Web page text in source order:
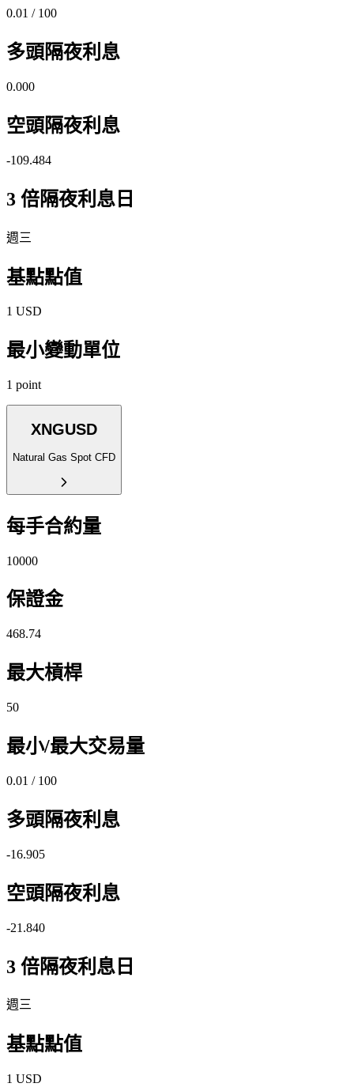
0.01 / 100
多頭隔夜利息
0.000
空頭隔夜利息
-109.484
3 倍隔夜利息日
週三
基點點值
1 USD
最小變動單位
1 point
XNGUSD
Natural Gas Spot CFD
每手合約量
10000
保證金
468.74
最大槓桿
50
最小/最大交易量
0.01 / 100
多頭隔夜利息
-16.905
空頭隔夜利息
-21.840
3 倍隔夜利息日
週三
基點點值
1 USD